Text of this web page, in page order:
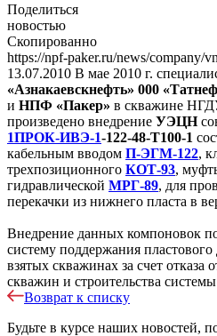
Поделиться
новостью
Скопированно
https://npf-paker.ru/news/company/
13.07.2010 В мае 2010 г.
«Азнакаевскнефть» 000
и НПФ «Пакер» в скважине
произведено внедрение УЭЦН
1ПРОК-ИВЭ-1-122-48-Т100-1
кабельным вводом П-ЭГМ-122,
трехпозиционного КОТ-93,
гидравлической МРГ-89, для
перекачки из нижнего пласта в
Внедрение данных компоновок
систему поддержания пластового
взятых скважинах за счет
скважин и строительства
Возврат к списку
Будьте в курсе наших новостей,